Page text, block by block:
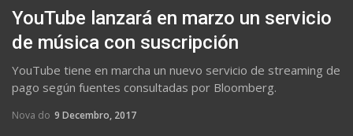
YouTube lanzará en marzo un servicio
de música con suscripción
YouTube tiene en marcha un nuevo servicio de streaming de
pago según fuentes consultadas por Bloomberg.
Nova do 9 Decembro, 2017